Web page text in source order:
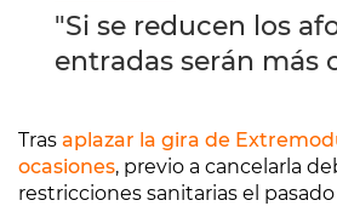
"Si se reducen los
entradas serán más
Tras aplazar la gira de
ocasiones, previo a cancelarla
restricciones sanitarias el